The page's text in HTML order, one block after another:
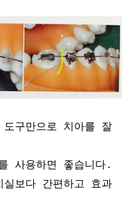
구만으로 치아를 잘
사용하면 좋습니다.
보다 간편하고 효과